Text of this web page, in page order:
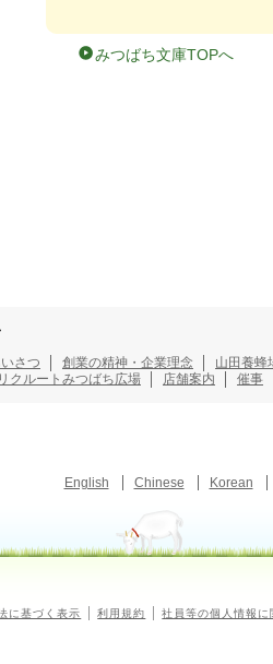
みつばち文庫TOPへ
さつ 創業の精神・企業理念
山田養蜂
リクルート みつばち広場 店舗案内 催事
English Chinese Korean
に基づく表示 利用規約 社員等の個人情報